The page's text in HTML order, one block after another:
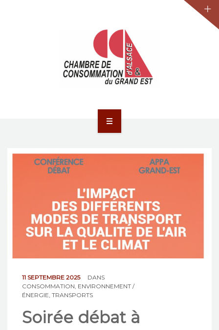
ACTUALITÉS
NOS ACTIONS
11 SEPTEMBRE 2025
DANS
CONSOMMATION ENVIRONNEMENT /
ÉNERGIE TRANSPORTS
Soirée débat à